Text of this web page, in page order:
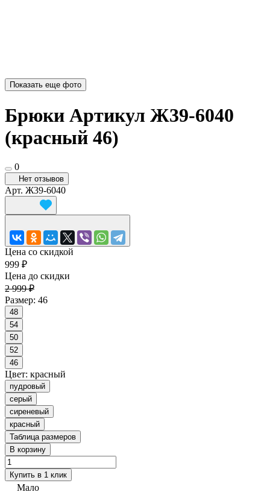
Показать еще фото
Брюки Артикул Ж39-6040
(красный 46)
0
Нет отзывов
Арт. Ж39-6040
Цена со скидкой
999 ₽
Цена до скидки
2 999 ₽
Размер: 46
48
54
50
52
46
Цвет: красный
пудровый
серый
сиреневый
красный
Таблица размеров
В корзину
Купить в 1 клик
Мало